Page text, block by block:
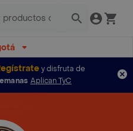
y disfruta de
Aplican TyC